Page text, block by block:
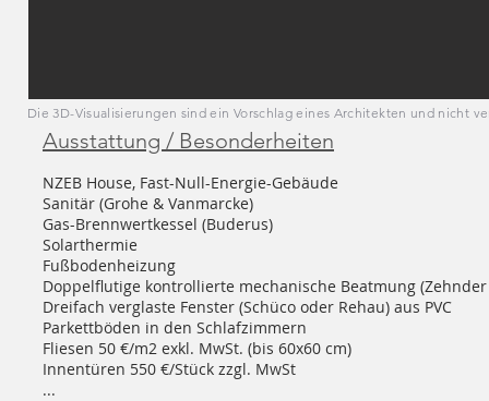
Die 3D-Visualisierungen sind ein Vorschlag eines Architekten und nicht
Ausstattung / Besonderheiten
NZEB House, Fast-Null-Energie-Gebäude
Sanitär (Grohe & Vanmarcke)
Gas-Brennwertkessel (Buderus)
Solarthermie
Fußbodenheizung
Doppelflutige kontrollierte mechanische Beatmung
Dreifach verglaste Fenster (Schüco oder Rehau) aus PVC
Parkettböden in den Schlafzimmern
Fliesen 50 €/m2 exkl. MwSt. (bis 60x60 cm)
Innentüren 550 €/Stück zzgl. MwSt
...